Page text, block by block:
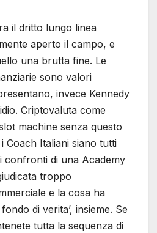
il dritto lungo linea
aperto il campo, e
una brutta fine. Le
sono valori
invece Kennedy
Criptovaluta come
machine senza questo
Coach Italiani siano tutti
confronti di una Academy
troppo
e la cosa ha
di verita’, insieme. Se
tutta la sequenza di